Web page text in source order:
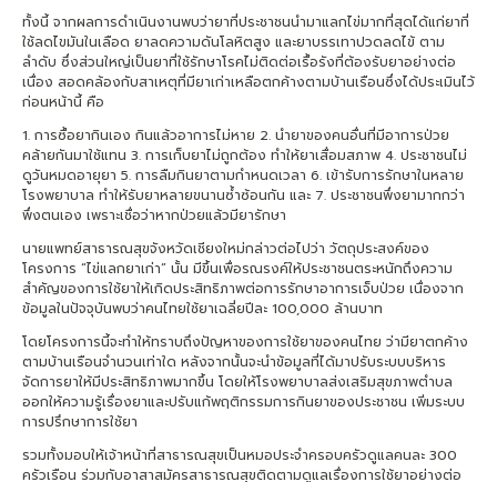
ทั้งนี้ จากผลการดำเนินงานพบว่ายาที่ประชาชนนำมาแลกไข่มากที่สุดได้แก่ยาที่
ใช้ลดไขมันในเลือด ยาลดความดันโลหิตสูง และยาบรรเทาปวดลดไข้ ตาม
ลำดับ ซึ่งส่วนใหญ่เป็นยาที่ใช้รักษาโรคไม่ติดต่อเรื้อรังที่ต้องรับยาอย่างต่อ
เนื่อง สอดคล้องกับสาเหตุที่มียาเก่าเหลือตกค้างตามบ้านเรือนซึ่งได้ประเมินไว้
ก่อนหน้านี้ คือ
1. การซื้อยากินเอง กินแล้วอาการไม่หาย 2. นำยาของคนอื่นที่มีอาการป่วย
คล้ายกันมาใช้แทน 3. การเก็บยาไม่ถูกต้อง ทำให้ยาเสื่อมสภาพ 4. ประชาชนไม่
ดูวันหมดอายุยา 5. การลืมกินยาตามกำหนดเวลา 6. เข้ารับการรักษาในหลาย
โรงพยาบาล ทำให้รับยาหลายขนานซ้ำซ้อนกัน และ 7. ประชาชนพึ่งยามากกว่า
พึ่งตนเอง เพราะเชื่อว่าหากป่วยแล้วมียารักษา
นายแพทย์สาธารณสุขจังหวัดเชียงใหม่กล่าวต่อไปว่า วัตถุประสงค์ของ
โครงการ “ไข่แลกยาเก่า” นั้น มีขึ้นเพื่อรณรงค์ให้ประชาชนตระหนักถึงความ
สำคัญของการใช้ยาให้เกิดประสิทธิภาพต่อการรักษาอาการเจ็บป่วย เนื่องจาก
ข้อมูลในปัจจุบันพบว่าคนไทยใช้ยาเฉลี่ยปีละ 100,000 ล้านบาท
โดยโครงการนี้จะทำให้ทราบถึงปัญหาของการใช้ยาของคนไทย ว่ามียาตกค้าง
ตามบ้านเรือนจำนวนเท่าใด หลังจากนั้นจะนำข้อมูลที่ได้มาปรับระบบบริหาร
จัดการยาให้มีประสิทธิภาพมากขึ้น โดยให้โรงพยาบาลส่งเสริมสุขภาพตำบล
ออกให้ความรู้เรื่องยาและปรับแก้พฤติกรรมการกินยาของประชาชน เพิ่มระบบ
การปรึกษาการใช้ยา
รวมทั้งมอบให้เจ้าหน้าที่สาธารณสุขเป็นหมอประจำครอบครัวดูแลคนละ 300
ครัวเรือน ร่วมกับอาสาสมัครสาธารณสุขติดตามดูแลเรื่องการใช้ยาอย่างต่อ